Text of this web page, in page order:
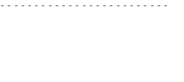
- - - - - - - - - - - - - - - - - - - - - - - - -